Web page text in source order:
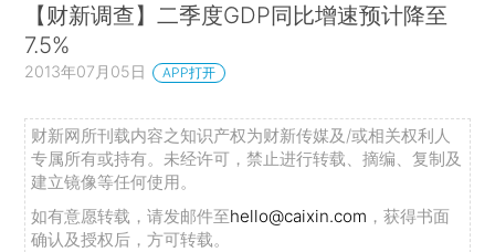
【财新调查】二季度GDP同比增速预计降至
7.5%
2013年07月05日 APP打开
财新网所刊载内容之知识产权为财新传媒及/或相关权利人
专属所有或持有。未经许可，禁止进行转载、摘编、复制及
建立镜像等任何使用。
如有意愿转载，请发邮件至hello@caixin.com ，获得书面
确认及授权后，方可转载。